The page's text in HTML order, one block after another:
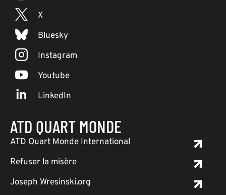
X
Bluesky
Instagram
Youtube
LinkedIn
ATD QUART MONDE
ATD Quart Monde International
Refuser la misère
Joseph Wresinski.org